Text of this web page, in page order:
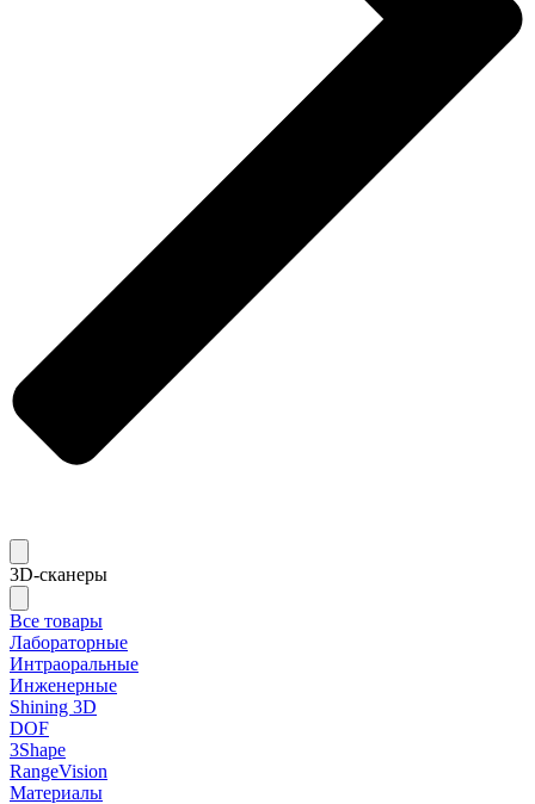
3D-сканеры
Все товары
Лабораторные
Интраоральные
Инженерные
Shining 3D
DOF
3Shape
RangeVision
Материалы